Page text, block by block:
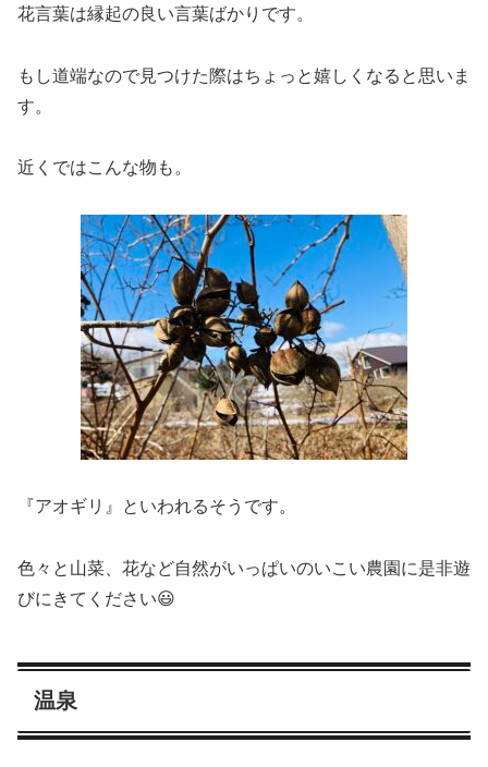
花言葉は縁起の良い言葉ばかりです。
もし道端なので見つけた際はちょっと嬉しくなると思いま
す。
近くではこんな物も。
『アオギリ』といわれるそうです。
色々と山菜、花など自然がいっぱいのいこい農園に是非遊
びにきてください😃
温泉